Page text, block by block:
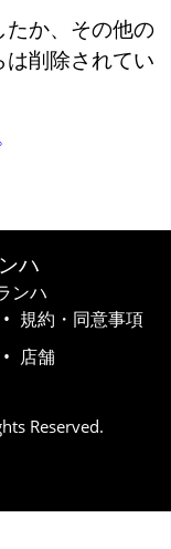
か、その他の
削除されてい
ハ
ンハ
規約・同意事項
店舗
Reserved.